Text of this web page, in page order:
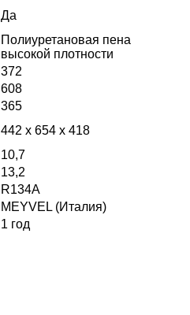
Да
Полиуретановая пена
высокой плотности
372
608
365
442 х 654 х 418
10,7
13,2
R134A
MEYVEL (Италия)
1 год